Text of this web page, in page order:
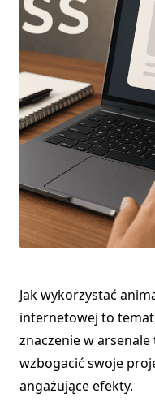
Jak wykorzystać
internetowej to
znaczenie w
wzbogacić swoje
angażujące efekty.